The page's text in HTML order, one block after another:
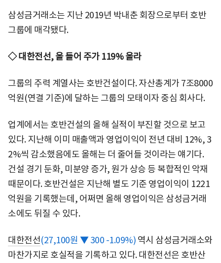
삼성금거래소는 지난 2019년 박내춘 회장으로부터 호반
그룹에 매각됐다.
◇ 대한전선, 올 들어 주가 119% 올라
그룹의 주력 계열사는 호반건설이다. 자산총계가 7조8000
억원(연결 기준)에 달하는 그룹의 모태이자 중심 회사다.
업계에서는 호반건설의 올해 실적이 부진할 것으로 보고
있다. 지난해 이미 매출액과 영업이익이 전년 대비 12%, 3
2%씩 감소했음에도 올해는 더 줄어들 것이라는 얘기다.
건설 경기 둔화, 미분양 증가, 원가 상승 등 복합적인 악재
때문이다. 호반건설은 지난해 별도 기준 영업이익이 1221
억원을 기록했는데, 어쩌면 올해 영업이익은 삼성금거래
소에도 뒤질 수 있다.
대한전선(27,100원 ▼ 300 -1.09%) 역시 삼성금거래소와
마찬가지로 호실적을 기록하고 있다. 대한전선은 호반산